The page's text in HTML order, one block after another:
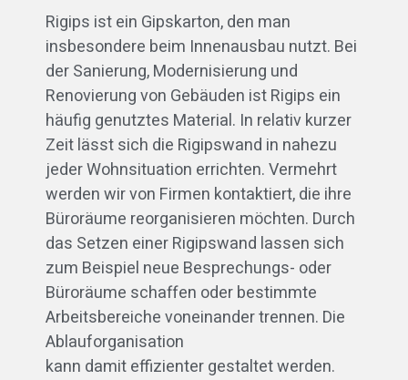
Rigips ist ein Gipskarton, den man
insbesondere beim Innenausbau nutzt. Bei
der Sanierung, Modernisierung und
Renovierung von Gebäuden ist Rigips ein
häufig genutztes Material. In relativ kurzer
Zeit lässt sich die Rigipswand in nahezu
jeder Wohnsituation errichten. Vermehrt
werden wir von Firmen kontaktiert, die ihre
Büroräume reorganisieren möchten. Durch
das Setzen einer Rigipswand lassen sich
zum Beispiel neue Besprechungs- oder
Büroräume schaffen oder bestimmte
Arbeitsbereiche voneinander trennen. Die
Ablauforganisation
kann damit effizienter gestaltet werden.